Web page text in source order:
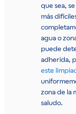
que sea,
más
agua o
puede
adherida,
este
zona de la
saludo.